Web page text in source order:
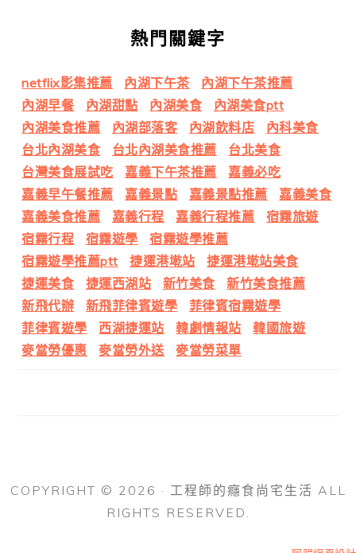
熱門關鍵字
netflix影集推薦 內湖下午茶
內湖下午茶推薦
內湖早餐
內湖甜點 內湖美食
內湖美食ptt
內湖美食推薦
內湖部落客 內湖飲料店
內科美食
台北內湖美食
台北內湖美食推薦
台北美食
台灣美食展試吃
嘉義下午茶推薦
嘉義必吃
嘉義早午餐推薦
嘉義景點 嘉義景點推薦
嘉義美食
嘉義美食推薦
嘉義行程 嘉義行程推薦
宿霧旅遊
宿霧行程
宿霧遊學
宿霧遊學推薦
宿霧遊學推薦ptt
捷運港墘站
捷運港墘站美食
捷運美食
捷運西湖站 新竹美食
新竹美食推薦
新飛代辦
新飛菲律賓遊學
菲律賓宿霧遊學
菲律賓遊學
西湖捷運站 韓劇情報站
韓國旅遊
麥當勞優惠
麥當勞外送 麥當勞菜單
COPYRIGHT © 2026 · 工程師的癮食尚宅生活 ALL
RIGHTS RESERVED.